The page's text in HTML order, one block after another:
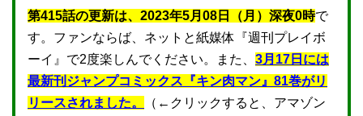
第415話の更新は、2023年5月08日（月）深夜0時で
す。ファンならば、ネットと紙媒体『週刊プレイボ
ーイ』で2度楽しんでください。また、 3月17日には
最新刊ジャンプコミックス『キン肉マン』81巻がリ
リースされました。
（←クリックすると、アマゾン